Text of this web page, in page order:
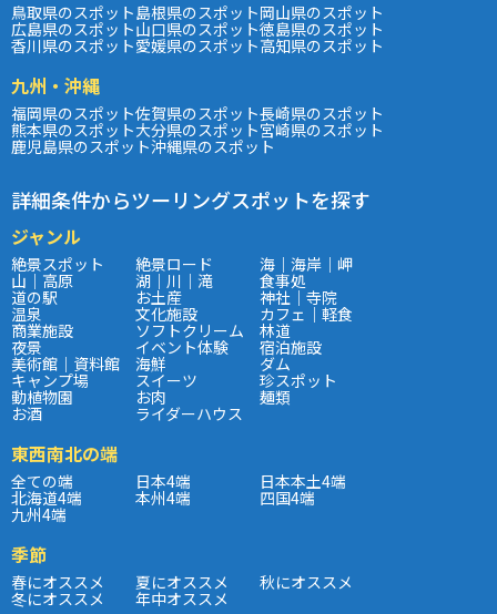
鳥取県のスポット島根県のスポット岡山県のスポット
広島県のスポット山口県のスポット徳島県のスポット
香川県のスポット愛媛県のスポット高知県のスポット
九州・沖縄
福岡県のスポット佐賀県のスポット長崎県のスポット
熊本県のスポット大分県のスポット宮崎県のスポット
鹿児島県のスポット沖縄県のスポット
詳細条件からツーリングスポットを探す
ジャンル
絶景スポット 絶景ロード 海｜海岸｜岬
山｜高原 湖｜川｜滝 食事処
道の駅 お土産 神社｜寺院
温泉 文化施設 カフェ｜軽食
商業施設 ソフトクリーム 林道
夜景 イベント体験 宿泊施設
美術館｜資料館 海鮮 ダム
キャンプ場 スイーツ 珍スポット
動植物園 お肉 麺類
お酒 ライダーハウス
東西南北の端
全ての端 日本4端 日本本土4端
北海道4端 本州4端 四国4端
九州4端
季節
春にオススメ 夏にオススメ 秋にオススメ
冬にオススメ 年中オススメ